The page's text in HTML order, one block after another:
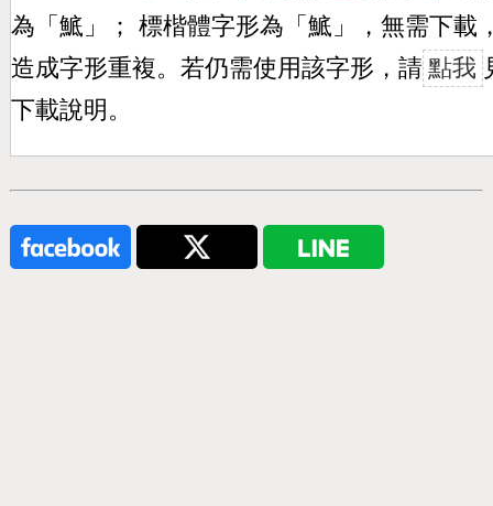
為「 鯳 」； 標楷體字形為「 鯳 」，無需下載
造成字形重複。若仍需使用該字形，請 點我
下載說明。